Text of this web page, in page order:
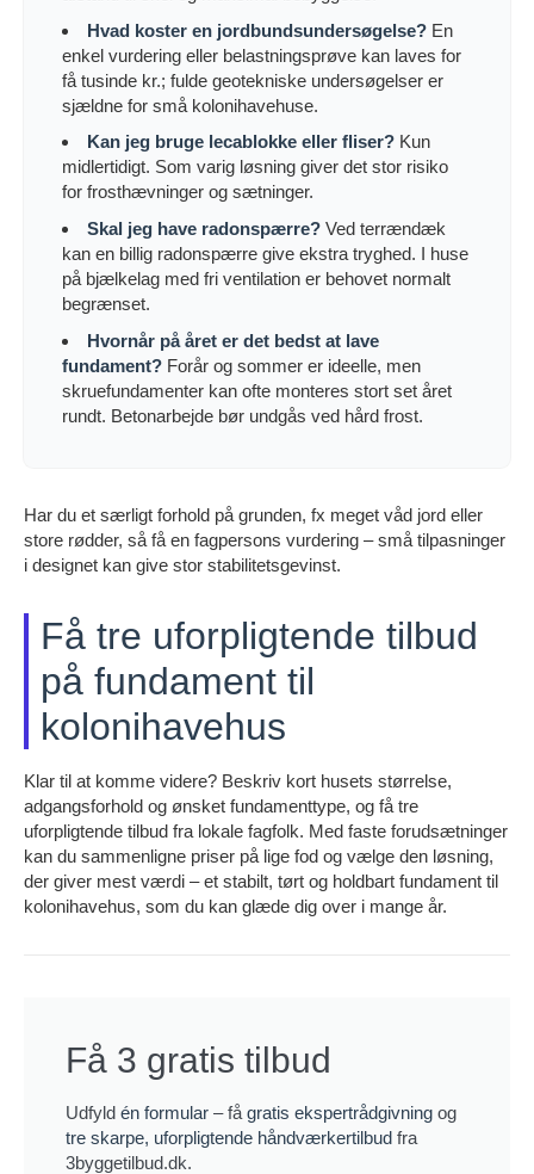
Hvad koster en jordbundsundersøgelse? En
enkel vurdering eller belastningsprøve kan laves for
få tusinde kr.; fulde geotekniske undersøgelser er
sjældne for små kolonihavehuse.
Kan jeg bruge lecablokke eller fliser? Kun
midlertidigt. Som varig løsning giver det stor risiko
for frosthævninger og sætninger.
Skal jeg have radonspærre? Ved terrændæk
kan en billig radonspærre give ekstra tryghed. I huse
på bjælkelag med fri ventilation er behovet normalt
begrænset.
Hvornår på året er det bedst at lave
fundament? Forår og sommer er ideelle, men
skruefundamenter kan ofte monteres stort set året
rundt. Betonarbejde bør undgås ved hård frost.
Har du et særligt forhold på grunden, fx meget våd jord eller
store rødder, så få en fagpersons vurdering – små tilpasninger
i designet kan give stor stabilitetsgevinst.
Få tre uforpligtende tilbud
på fundament til
kolonihavehus
Klar til at komme videre? Beskriv kort husets størrelse,
adgangsforhold og ønsket fundamenttype, og få tre
uforpligtende tilbud fra lokale fagfolk. Med faste forudsætninger
kan du sammenligne priser på lige fod og vælge den løsning,
der giver mest værdi – et stabilt, tørt og holdbart fundament til
kolonihavehus, som du kan glæde dig over i mange år.
Få 3 gratis tilbud
Udfyld én formular – få gratis ekspertrådgivning og
tre skarpe, uforpligtende håndværkertilbud fra
3byggetilbud.dk.